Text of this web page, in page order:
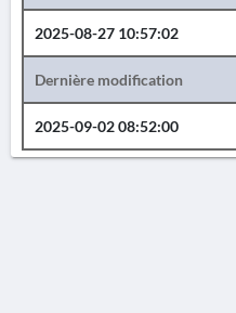
2025-08-27 10:57:02
Dernière modification
2025-09-02 08:52:00